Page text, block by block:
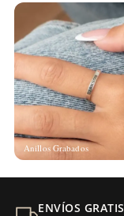
Anillos Grabados
ENVÍOS GRATIS